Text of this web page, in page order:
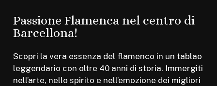
Passione Flamenca nel centro di
Barcellona!
Scopri la vera essenza del flamenco in un tablao
leggendario con oltre 40 anni di storia. Immergiti
nell’arte, nello spirito e nell’emozione dei migliori